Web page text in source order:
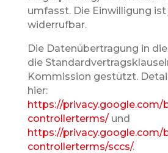
umfasst. Die Einwilligung
widerrufbar.
Die Datenübertragung in
die
Kommission gestützt.
hier:
https://privacy.google.com/
controllerterms/und
https://privacy.google.com/
controllerterms/sccs/.